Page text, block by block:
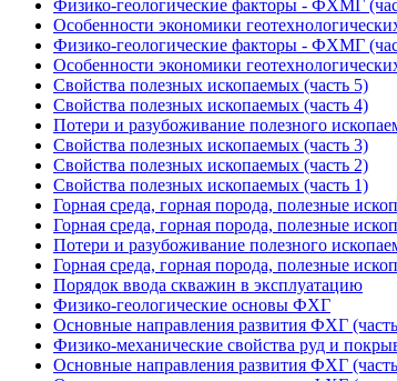
Физико-геологические факторы - ФХМГ
Особенности экономики
Физико-геологические факторы - ФХМГ
Особенности экономики
Свойства полезных ископаемых (часть 5)
Свойства полезных ископаемых (часть 4)
Потери и разубоживание полезного
Свойства полезных ископаемых (часть 3)
Свойства полезных ископаемых (часть 2)
Свойства полезных ископаемых (часть 1)
Горная среда, горная порода, полезные
Горная среда, горная порода, полезные
Потери и разубоживание полезного
Горная среда, горная порода, полезные
Порядок ввода скважин в эксплуатацию
Физико-геологические основы ФХГ
Основные направления развития ФХГ
Физико-механические свойства руд и
Основные направления развития ФХГ